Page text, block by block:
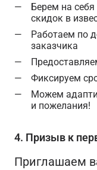
Берем на
скидок в
Работаем по
заказчика
Фиксируем
Можем
и пожелания!
4. Призыв к
Приглашаем